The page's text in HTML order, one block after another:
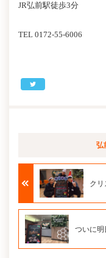
JR弘前駅徒歩3分
TEL 0172-55-6006
弘
クリ
ついに明